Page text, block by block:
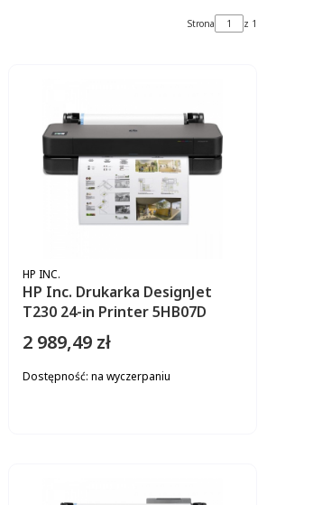
Strona z 1
HP Inc. Drukarka DesignJet
T230 24-in Printer 5HB07D
PRODUCENT
HP INC.
Cena
2 989,49 zł
Dostępność: na wyczerpaniu